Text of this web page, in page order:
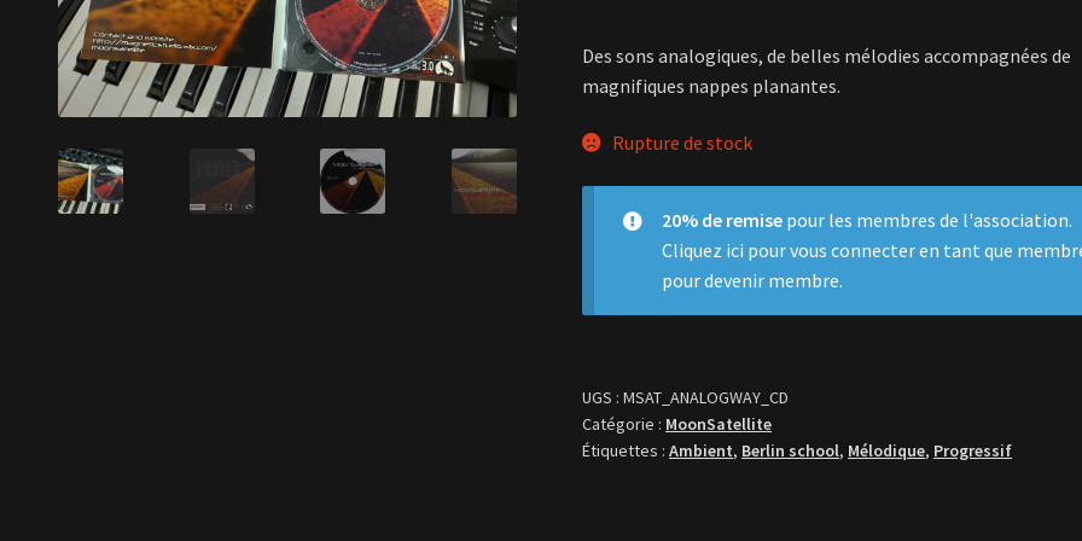
Des sons analogiques, de belles mélodies accompagnées de
magnifiques nappes planantes.
Rupture de stock
20% de remisepour les membres de l'association.
Cliquez ici pour vous connecter en tant que
pour devenir membre.
UGS :MSAT_ANALOGWAY_CD
Catégorie : MoonSatellite
Étiquettes :Ambient, Berlin school, Mélodique, Progressif